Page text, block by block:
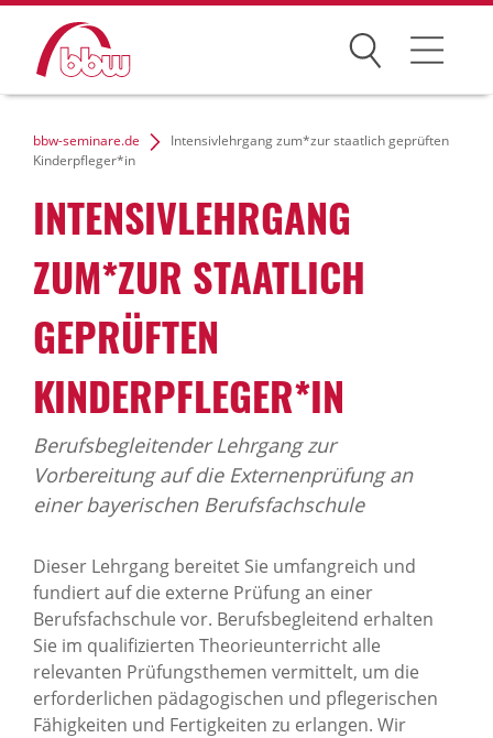
Suchen
Weiterbildung
Förderungen
Projekte
Über uns
News Archiv
bbw-seminare.de
Intensivlehrgang zum*zur staatlich geprüften
Kinderpfleger*in
INTENSIVLEHRGANG
ZUM*ZUR STAATLICH
GEPRÜFTEN
KINDERPFLEGER*IN
Berufsbegleitender Lehrgang zur
Vorbereitung auf die Externenprüfung an
einer bayerischen Berufsfachschule
Dieser Lehrgang bereitet Sie umfangreich und
fundiert auf die externe Prüfung an einer
Berufsfachschule vor. Berufsbegleitend erhalten
Sie im qualifizierten Theorieunterricht alle
relevanten Prüfungsthemen vermittelt, um die
erforderlichen pädagogischen und pflegerischen
Fähigkeiten und Fertigkeiten zu erlangen. Wir